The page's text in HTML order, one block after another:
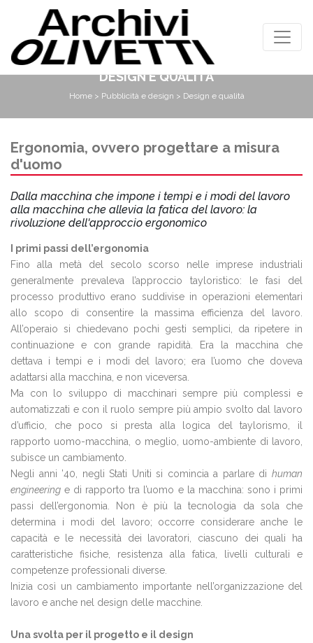
DESIGN E QUALITÀ
Home> Pubblicità e design > Design e qualità
Ergonomia, ovvero progettare a misura
d'uomo
Dalla macchina che impone i tempi e i modi del lavoro
alla macchina che allevia la fatica del lavoro: la
rivoluzione dell'approccio ergonomico
I primi passi dell’ergonomia
Fino alla metà del secolo scorso nelle imprese industriali
generalmente prevaleva l’approccio tayloristico: le fasi del
processo produttivo erano suddivise in operazioni elementari
allo scopo di consentire la massima efficienza del lavoro.
All’operaio si chiedevano pochi gesti semplici, da ripetere in
continuazione e con grande rapidità. Era la macchina che
dettava i tempi e i modi del lavoro; era l’uomo che doveva
adattarsi alla macchina, e non viceversa.
Ma con lo sviluppo di macchinari sempre più complessi e
automatizzati e con il ruolo sempre più ampio svolto dal lavoro
d’ufficio, che poco si presta alla logica del taylorismo, il
rapporto uomo-macchina, o meglio, uomo-ambiente di lavoro,
subisce un cambiamento.
Negli anni ’40, negli Stati Uniti si comincia a parlare di human
engineering e di rapporto tra l’uomo e la macchina: sono i primi
passi dell’ergonomia. Non è più la tecnologia da sola che
determina i modi del lavoro; occorre considerare anche le
capacità e le necessità dei lavoratori, ciascuno dei quali ha
caratteristiche fisiche, resistenza alla fatica, livelli culturali e
competenze professionali diverse.
Inizia così un cambiamento importante nell’organizzazione del
lavoro e anche nel design delle macchine.
Una svolta per il progetto e il design